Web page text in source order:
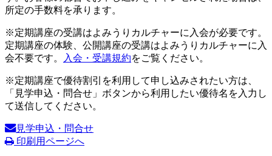
所定の手数料を承ります。
※定期講座の受講はよみうりカルチャーに入会が必要です。
定期講座の体験、公開講座の受講はよみうりカルチャーに入
会不要です。
入会・受講規約をご覧ください。
※定期講座で優待割引を利用して申し込みされたい方は、
「見学申込・問合せ」ボタンから利用したい優待名を入力し
て送信してください。
見学申込・問合せ
印刷用ページへ